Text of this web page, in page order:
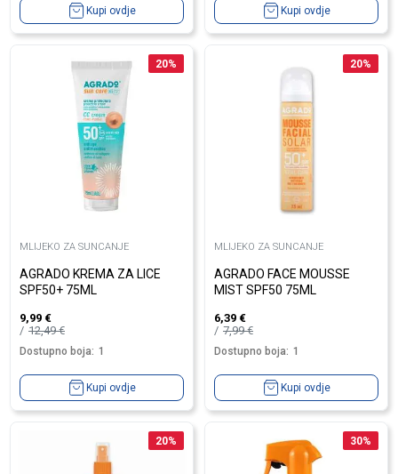
Kupi ovdje Kupi ovdje
20%
MLIJEKO ZA SUNCANJE
AGRADO KREMA ZA LICE
SPF50+ 75ML
9,99 €
12,49€
Dostupno boja: 1
Kupi ovdje
20%
MLIJEKO ZA SUNCANJE
AGRADO FACE MOUSSE
MIST SPF50 75ML
6,39 €
7,99€
Dostupno boja: 1
Kupi ovdje
20% 30%